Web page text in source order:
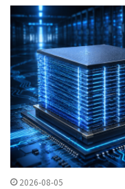
2026-08-05